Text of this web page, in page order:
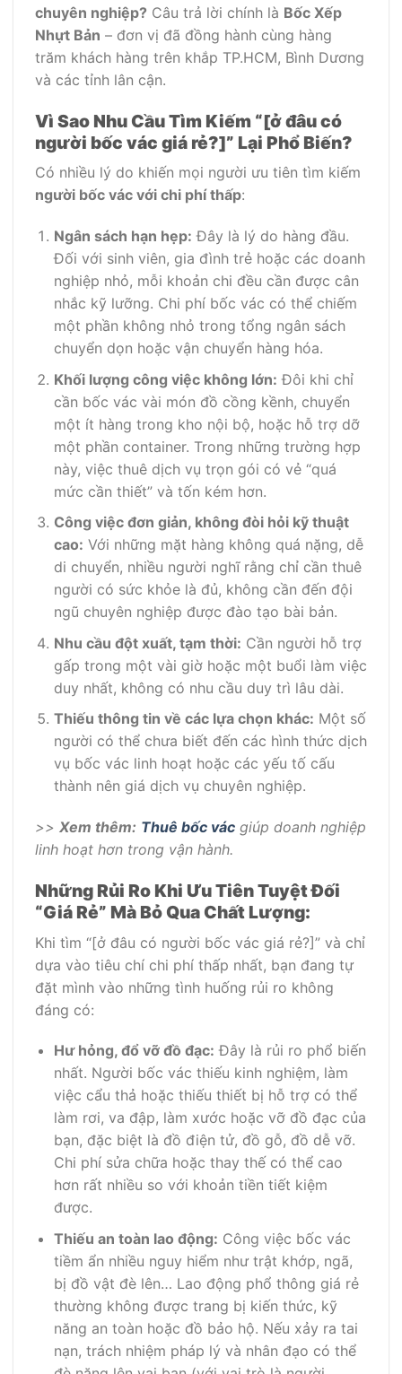
chuyên nghiệp? Câu trả lời chính là Bốc Xếp
Nhựt Bản – đơn vị đã đồng hành cùng hàng
trăm khách hàng trên khắp TP.HCM, Bình Dương
và các tỉnh lân cận.
Vì Sao Nhu Cầu Tìm Kiếm “[ở đâu có
người bốc vác giá rẻ?]” Lại Phổ Biến?
Có nhiều lý do khiến mọi người ưu tiên tìm kiếm
người bốc vác với chi phí thấp:
Ngân sách hạn hẹp: Đây là lý do hàng đầu.
Đối với sinh viên, gia đình trẻ hoặc các doanh
nghiệp nhỏ, mỗi khoản chi đều cần được cân
nhắc kỹ lưỡng. Chi phí bốc vác có thể chiếm
một phần không nhỏ trong tổng ngân sách
chuyển dọn hoặc vận chuyển hàng hóa.
Khối lượng công việc không lớn: Đôi khi chỉ
cần bốc vác vài món đồ cồng kềnh, chuyển
một ít hàng trong kho nội bộ, hoặc hỗ trợ dỡ
một phần container. Trong những trường hợp
này, việc thuê dịch vụ trọn gói có vẻ “quá
mức cần thiết” và tốn kém hơn.
Công việc đơn giản, không đòi hỏi kỹ thuật
cao: Với những mặt hàng không quá nặng, dễ
di chuyển, nhiều người nghĩ rằng chỉ cần thuê
người có sức khỏe là đủ, không cần đến đội
ngũ chuyên nghiệp được đào tạo bài bản.
Nhu cầu đột xuất, tạm thời: Cần người hỗ trợ
gấp trong một vài giờ hoặc một buổi làm việc
duy nhất, không có nhu cầu duy trì lâu dài.
Thiếu thông tin về các lựa chọn khác: Một số
người có thể chưa biết đến các hình thức dịch
vụ bốc vác linh hoạt hoặc các yếu tố cấu
thành nên giá dịch vụ chuyên nghiệp.
>> Xem thêm: Thuê bốc vác giúp doanh nghiệp
linh hoạt hơn trong vận hành.
Những Rủi Ro Khi Ưu Tiên Tuyệt Đối
“Giá Rẻ” Mà Bỏ Qua Chất Lượng:
Khi tìm “[ở đâu có người bốc vác giá rẻ?]” và chỉ
dựa vào tiêu chí chi phí thấp nhất, bạn đang tự
đặt mình vào những tình huống rủi ro không
đáng có:
Hư hỏng, đổ vỡ đồ đạc: Đây là rủi ro phổ biến
nhất. Người bốc vác thiếu kinh nghiệm, làm
việc cẩu thả hoặc thiếu thiết bị hỗ trợ có thể
làm rơi, va đập, làm xước hoặc vỡ đồ đạc của
bạn, đặc biệt là đồ điện tử, đồ gỗ, đồ dễ vỡ.
Chi phí sửa chữa hoặc thay thế có thể cao
hơn rất nhiều so với khoản tiền tiết kiệm
được.
Thiếu an toàn lao động: Công việc bốc vác
tiềm ẩn nhiều nguy hiểm như trật khớp, ngã,
bị đồ vật đè lên… Lao động phổ thông giá rẻ
thường không được trang bị kiến thức, kỹ
năng an toàn hoặc đồ bảo hộ. Nếu xảy ra tai
nạn, trách nhiệm pháp lý và nhân đạo có thể